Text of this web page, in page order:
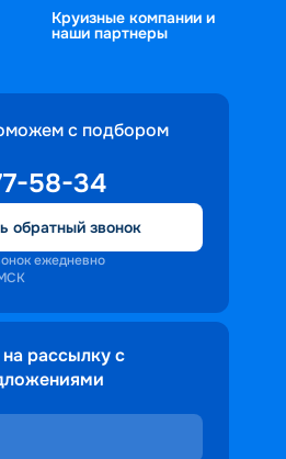
Круизные компании и
наши партнеры
с подбором
58-34
обратный звонок
ежедневно
рассылку с